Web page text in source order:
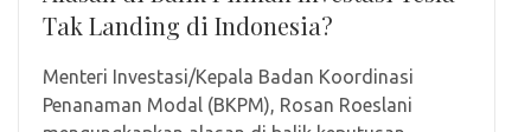
Tak Landing di Indonesia?
Menteri Investasi/Kepala Badan Koordinasi
Penanaman Modal (BKPM), Rosan Roeslani